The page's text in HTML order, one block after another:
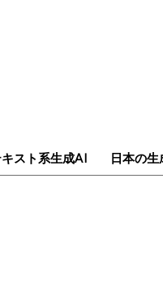
スト系生成AI 日本の生